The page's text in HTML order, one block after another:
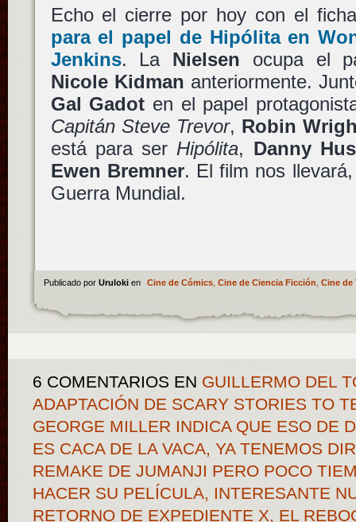
Echo el cierre por hoy con el
para el papel de Hipólitaen
Jenkins. La Nielsen ocupa el
Nicole Kidman anteriormente.
Gal Gadot en el papel
Capitán Steve Trevor, Robin
está para ser Hipólita, Danny
Ewen Bremner. El film nos
Guerra Mundial.
Publicado por Uruloki en Cine de Cómics, Cine de Ciencia Ficción Cine de
6 COMENTARIOS EN GUILLERMO DEL
ADAPTACIÓN DE SCARY STORIES TO
GEORGE MILLER INDICA QUE ESO DE
ES CACA DE LA VACA, YA TENEMOS
REMAKE DE JUMANJI PERO POCO
HACER SU PELÍCULA, INTERESANTE
RETORNO DE EXPEDIENTE X, EL